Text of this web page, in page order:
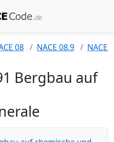
08 NACE 08.9 NACE
Bergbau auf